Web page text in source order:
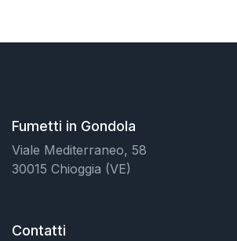
Fumetti in Gondola
Viale Mediterraneo, 58
30015 Chioggia (VE)
Contatti